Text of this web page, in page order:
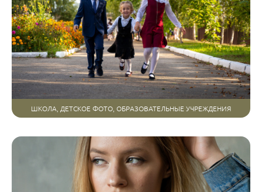
ШКОЛА, ДЕТСКОЕ ФОТО, ОБРАЗОВАТЕЛЬНЫЕ УЧРЕЖДЕНИЯ